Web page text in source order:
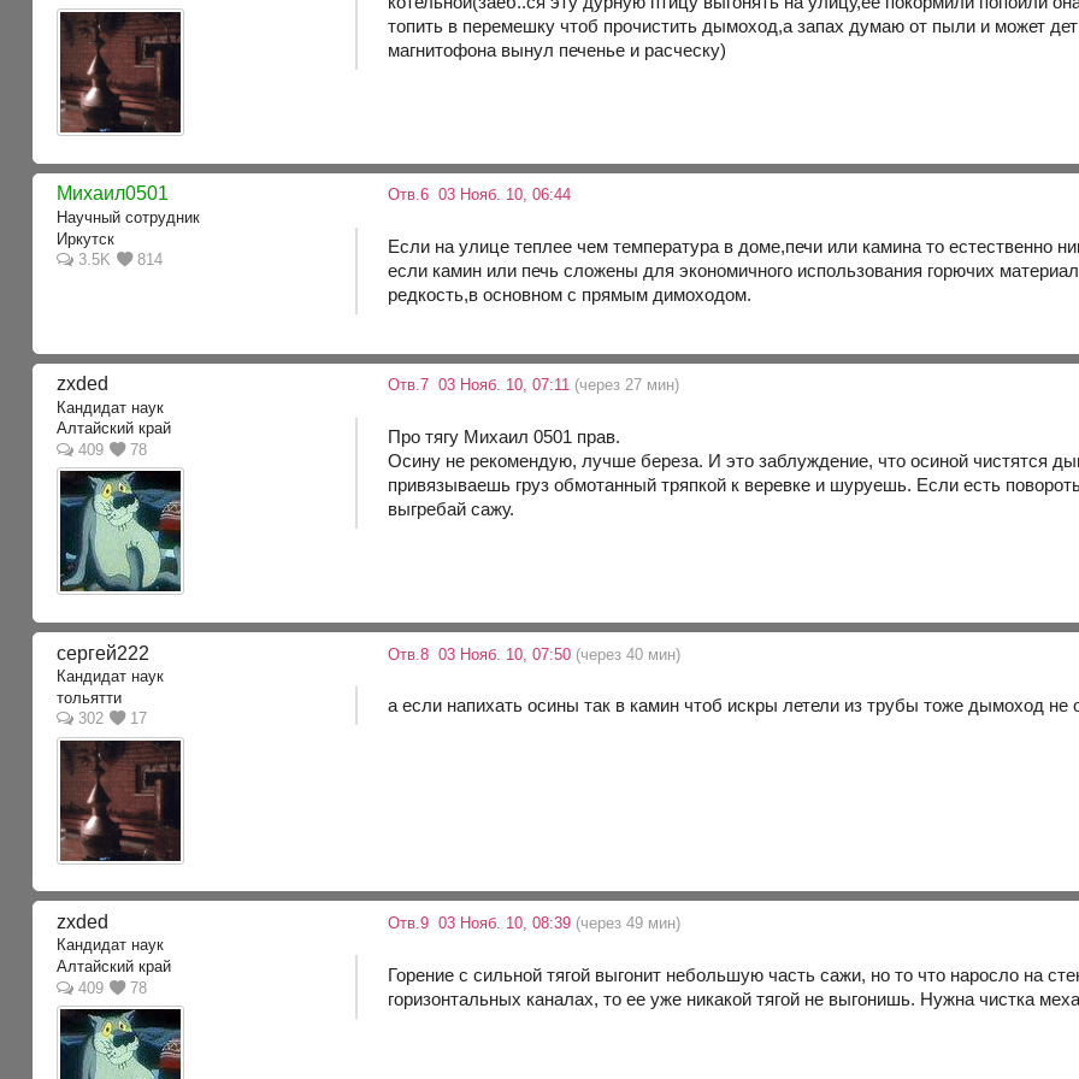
топить в перемешку чтоб прочистить дымоход,а запах думаю от пыли и может
магнитофона вынул печенье и расческу)
Михаил0501
Научный сотрудник
Иркутск
3.5K
814
Отв.6 03 Нояб. 10, 06:44
Если на улице теплее чем температура в доме,печи или камина то естественно
если камин или печь сложены для экономичного использования горючих
редкость,в основном с прямым димоходом.
zxded
Кандидат наук
Алтайский край
409
78
Отв.7 03 Нояб. 10, 07:11 (через 27 мин)
Про тягу Михаил 0501 прав.
Осину не рекомендую, лучше береза. И это заблуждение, что осиной чистятся
привязываешь груз обмотанный тряпкой к веревке и шуруешь. Если есть
выгребай сажу.
сергей222
Кандидат наук
тольятти
302
17
Отв.8 03 Нояб. 10, 07:50 (через 40 мин)
а если напихать осины так в камин чтоб искры летели из трубы тоже дымоход не
zxded
Кандидат наук
Алтайский край
409
78
Отв.9 03 Нояб. 10, 08:39 (через 49 мин)
Горение с сильной тягой выгонит небольшую часть сажи, но то что наросло на
горизонтальных каналах, то ее уже никакой тягой не выгонишь. Нужна чистка